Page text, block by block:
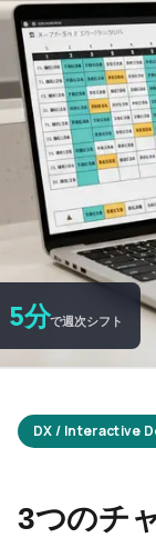
5分で週次シフト
DX / Interactive
3つのチ